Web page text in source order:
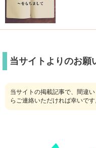
当サイトよりのお願
当サイトの掲載記事で、間違
らご連絡いただければ幸いです